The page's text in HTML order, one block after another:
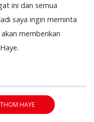
ini dan semua
saya ingin meminta
memberikan
THOM HAYE